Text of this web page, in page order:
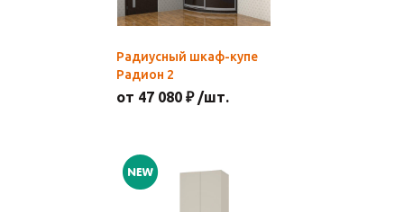
Радиусный шкаф-купе
Радион 2
от 47 080 ₽ /шт.